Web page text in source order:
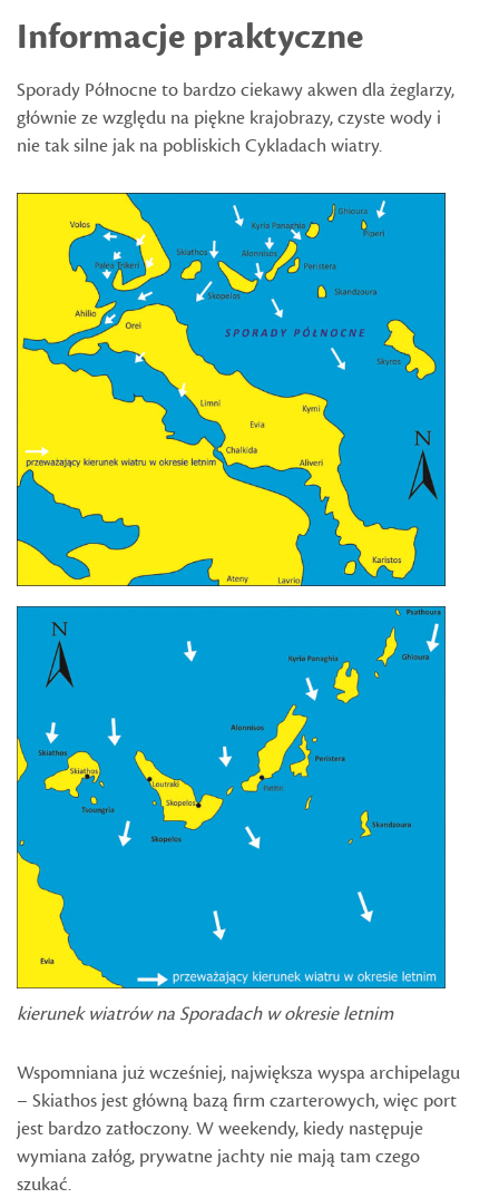
Informacje praktyczne
Sporady Północne to bardzo ciekawy akwen dla żeglarzy,
głównie ze względu na piękne krajobrazy, czyste wody i
nie tak silne jak na pobliskich Cykladach wiatry.
kierunek wiatrów na Sporadach w okresie letnim
Wspomniana już wcześniej, największa wyspa archipelagu
– Skiathos jest główną bazą firm czarterowych, więc port
jest bardzo zatłoczony. W weekendy, kiedy następuje
wymiana załóg, prywatne jachty nie mają tam czego
szukać.